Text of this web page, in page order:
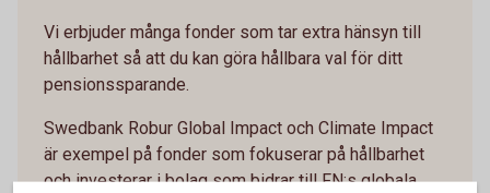
Vi erbjuder många fonder som tar extra hänsyn till
hållbarhet så att du kan göra hållbara val för ditt
pensionssparande.
Swedbank Robur Global Impact och Climate Impact
är exempel på fonder som fokuserar på hållbarhet
och investerar i bolag som bidrar till FN:s globala